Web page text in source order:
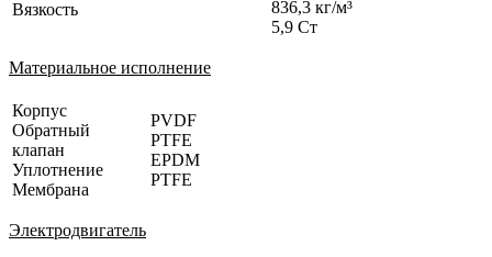
Вязкость
836,3 кг/м³
5,9 Ст
Материальное исполнение
Корпус
Обратный
клапан
Уплотнение
Мембрана
PVDF
PTFE
EPDM
PTFE
Электродвигатель